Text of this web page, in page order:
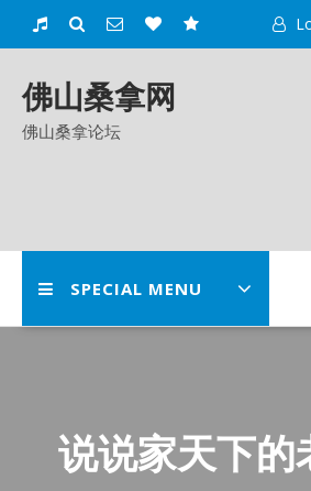
佛山桑拿网
佛山桑拿论坛
SPECIAL MENU
说说家天下的